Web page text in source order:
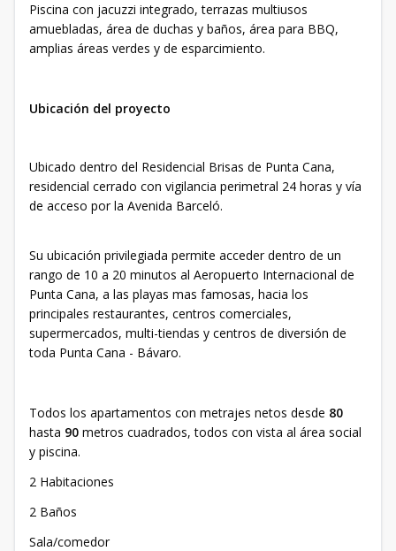
Piscina con jacuzzi integrado, terrazas multiusos
amuebladas, área de duchas y baños, área para BBQ,
amplias áreas verdes y de esparcimiento.
Ubicación del proyecto
Ubicado dentro del Residencial Brisas de Punta Cana,
residencial cerrado con vigilancia perimetral 24 horas y vía
de acceso por la Avenida Barceló.
Su ubicación privilegiada permite acceder dentro de un
rango de 10 a 20 minutos al Aeropuerto Internacional de
Punta Cana, a las playas mas famosas, hacia los
principales restaurantes, centros comerciales,
supermercados, multi-tiendas y centros de diversión de
toda Punta Cana - Bávaro.
Todos los apartamentos con metrajes netos desde 80
hasta 90 metros cuadrados, todos con vista al área social
y piscina.
2 Habitaciones
2 Baños
Sala/comedor